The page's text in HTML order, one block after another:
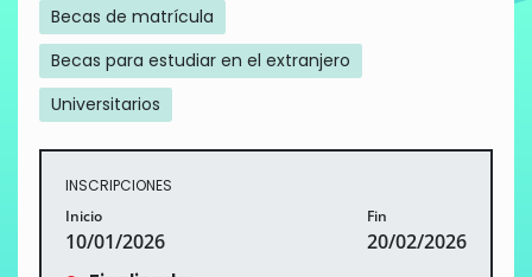
Becas de matrícula
Becas para estudiar en el extranjero
Universitarios
INSCRIPCIONES
Inicio
10/01/2026
Fin
20/02/2026